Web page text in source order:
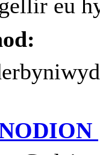
eu